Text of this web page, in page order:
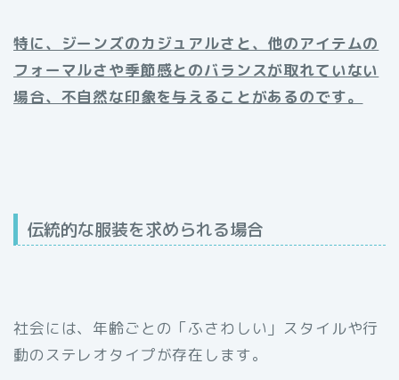
特に、ジーンズのカジュアルさと、他のアイテムの
フォーマルさや季節感とのバランスが取れていない
場合、不自然な印象を与えることがあるのです。
伝統的な服装を求められる場合
社会には、年齢ごとの「ふさわしい」スタイルや行
動のステレオタイプが存在します。